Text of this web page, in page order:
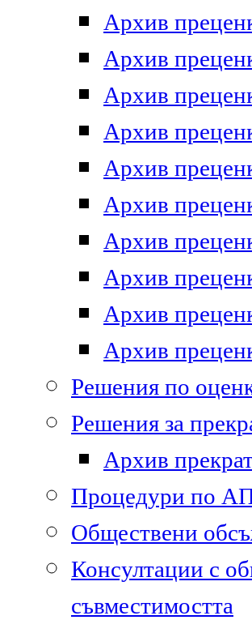
Архив
Архив
Архив
Архив
Архив
Архив
Архив
Архив
Архив
Архив
Решения по
Решения за
Архив
Процедури по
Обществени
Консултации с
съвместимостта